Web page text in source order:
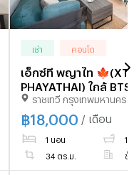
เช่า คอนโด
เอ็กซ์ที พญาไท 🍁(XT
PHAYATHAI) ใกล้ BTS
🍁 ห้องใหม่ป้ายแดง🍁โ
095-2465879
ราชเทวี กรุงเทพมหานคร
฿18,000 / เดือน
1 นอน 1 น้ำ
34 ตร.ม. ชั้น